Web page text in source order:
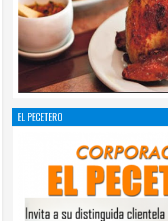
EL PECETERO